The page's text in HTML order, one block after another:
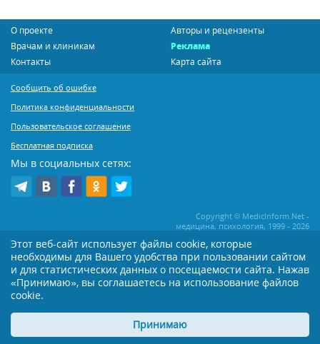
О проекте
Авторы и рецензенты
Врачам и клиникам
Реклама
Контакты
Карта сайта
Сообщить об ошибке
Политика конфиденциальности
Пользовательское соглашение
Бесплатная подписка
Мы в социальных сетях:
Copyright © MedicInform.Net -
медицина, психология, 1999 - 2026
Копирование или иное распространение статей нашего сайта строго
воспрещается. Копирование раздела "Новости" допускается при наличии
активной открытой для поисковиков ссылки на MedicInform.Net
Материалы на сайте представлены в справочных целях. Редакция не всегда
применением тех или иных рекомендаций настоятельно рекомендуется
посоветоваться с Вашим лечащим врачом!
Этот веб-сайт использует файлы cookie, которые
необходимы для Вашего удобства при пользовании сайтом
и для статистических данных о посещаемости сайта. Нажав
«Принимаю», вы соглашаетесь на использование файлов
cookie.
Принимаю